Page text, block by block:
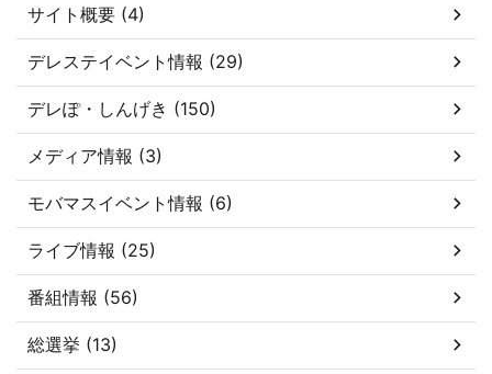
サイト概要 (4)
デレステイベント情報 (29)
デレぽ・しんげき (150)
メディア情報 (3)
モバマスイベント情報 (6)
ライブ情報 (25)
番組情報 (56)
総選挙 (13)